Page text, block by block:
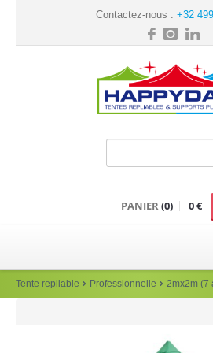
Contactez-nous : +32
PANIER(0) 0 €
TENTE REPLIABLE
Tente repliable Professionnelle 2mx2m (7